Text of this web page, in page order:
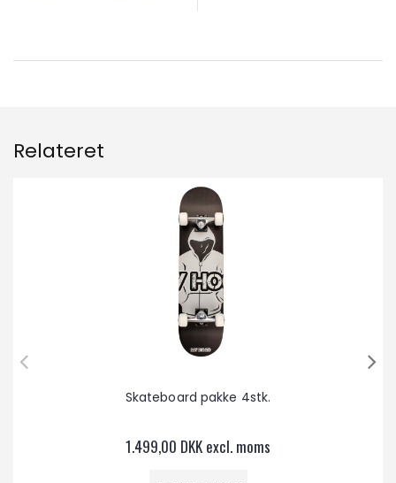
Relateret
Skateboard pakke 4stk.
1.499,00 DKK excl. moms